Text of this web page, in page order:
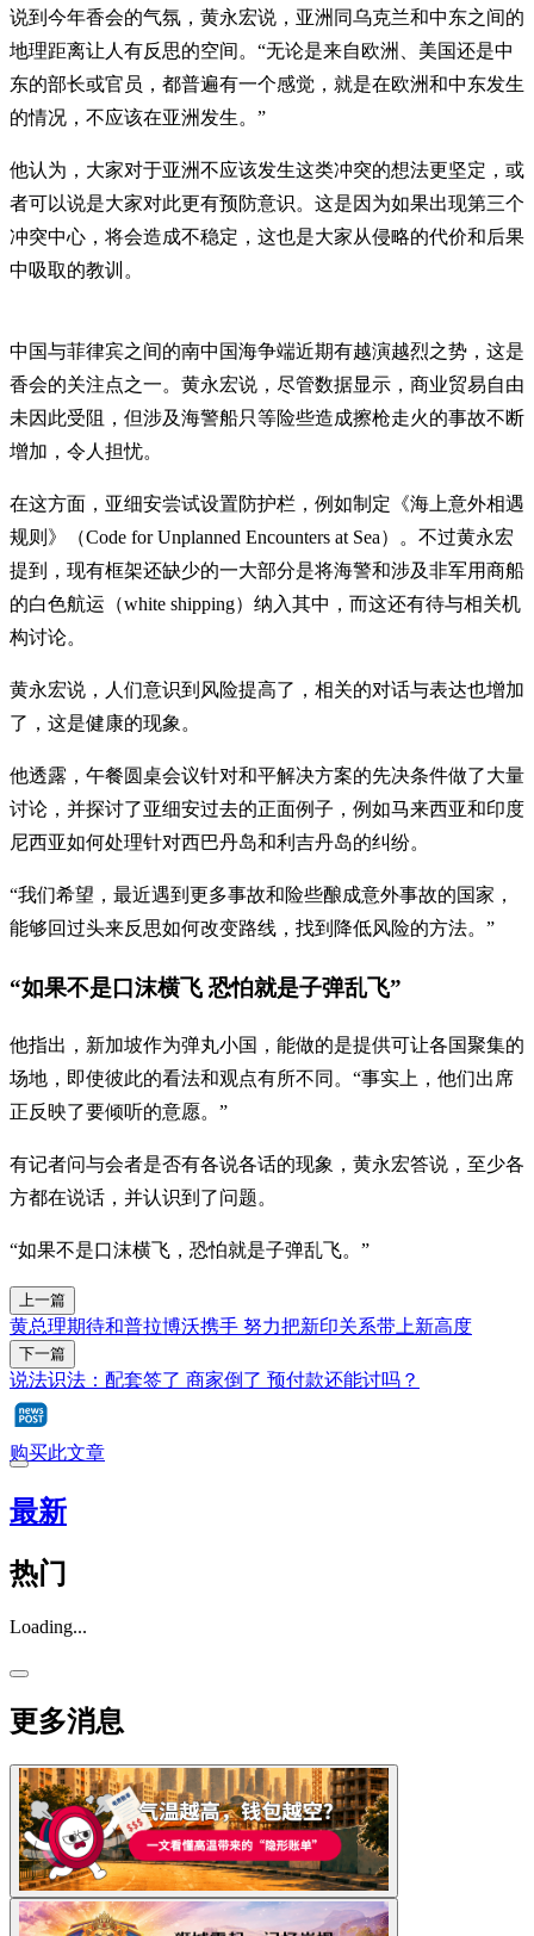
说到今年香会的气氛，黄永宏说，亚洲同乌克兰和中东之间的
地理距离让人有反思的空间。“无论是来自欧洲、美国还是中
东的部长或官员，都普遍有一个感觉，就是在欧洲和中东发生
的情况，不应该在亚洲发生。”
他认为，大家对于亚洲不应该发生这类冲突的想法更坚定，或
者可以说是大家对此更有预防意识。这是因为如果出现第三个
冲突中心，将会造成不稳定，这也是大家从侵略的代价和后果
中吸取的教训。
中国与菲律宾之间的南中国海争端近期有越演越烈之势，这是
香会的关注点之一。黄永宏说，尽管数据显示，商业贸易自由
未因此受阻，但涉及海警船只等险些造成擦枪走火的事故不断
增加，令人担忧。
在这方面，亚细安尝试设置防护栏，例如制定《海上意外相遇
规则》（Code for Unplanned Encounters at Sea）。不过黄永宏
提到，现有框架还缺少的一大部分是将海警和涉及非军用商船
的白色航运（white shipping）纳入其中，而这还有待与相关机
构讨论。
黄永宏说，人们意识到风险提高了，相关的对话与表达也增加
了，这是健康的现象。
他透露，午餐圆桌会议针对和平解决方案的先决条件做了大量
讨论，并探讨了亚细安过去的正面例子，例如马来西亚和印度
尼西亚如何处理针对西巴丹岛和利吉丹岛的纠纷。
“我们希望，最近遇到更多事故和险些酿成意外事故的国家，
能够回过头来反思如何改变路线，找到降低风险的方法。”
“如果不是口沫横飞 恐怕就是子弹乱飞”
他指出，新加坡作为弹丸小国，能做的是提供可让各国聚集的
场地，即使彼此的看法和观点有所不同。“事实上，他们出席
正反映了要倾听的意愿。”
有记者问与会者是否有各说各话的现象，黄永宏答说，至少各
方都在说话，并认识到了问题。
“如果不是口沫横飞，恐怕就是子弹乱飞。”
上一篇
黄总理期待和普拉博沃携手 努力把新印关系带上新高度
下一篇
说法识法：配套签了 商家倒了 预付款还能讨吗？
购买此文章
最新
热门
Loading...
更多消息